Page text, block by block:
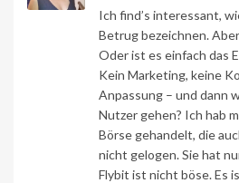
Ich find’s interessant,
Betrug bezeichnen.
Oder ist es einfach das
Kein Marketing, keine
Anpassung – und dann
Nutzer gehen? Ich hab
Börse gehandelt, die
nicht gelogen. Sie hat
Flybit ist nicht böse. Es